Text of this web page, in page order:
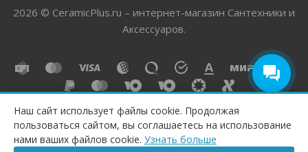
ПОД ЗАКАЗ
2026 © CeramicPlus.ru – интернет-магазин Сантехники и
Аксессуаров.
Наш сайт использует файлы cookie. Продолжая
пользоваться сайтом, вы соглашаетесь на использование
нами ваших файлов cookie. Узнать больше